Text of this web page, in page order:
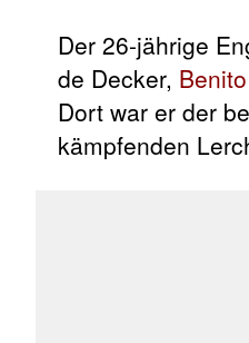
Der 26-jährige
de Decker,
Dort war er der
kämpfenden